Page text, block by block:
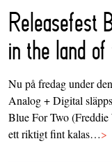
Releasefest
in the land of
Nu på fredag under
Analog + Digital
Blue For Two
ett riktigt fint kalas…>